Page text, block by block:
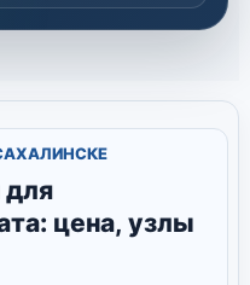
цена, узлы